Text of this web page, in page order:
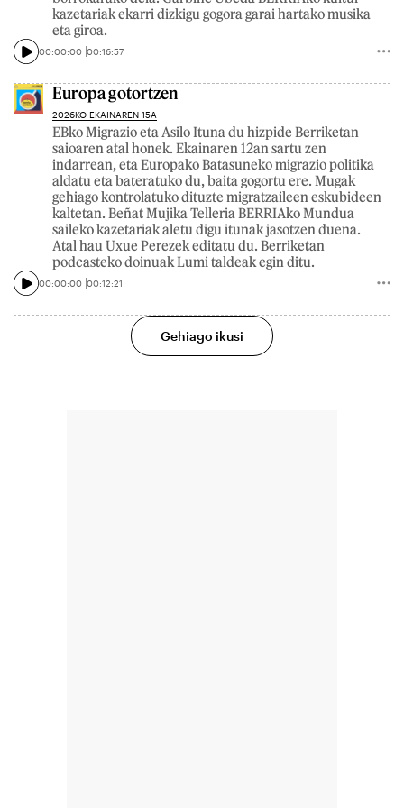
kazetariak ekarri dizkigu gogora garai hartako musika
eta giroa.
00:00:00 00:16:57
Europa gotortzen
2026KO EKAINAREN 15A
EBko Migrazio eta Asilo Ituna du hizpide Berriketan
saioaren atal honek. Ekainaren 12an sartu zen
indarrean, eta Europako Batasuneko migrazio politika
aldatu eta bateratuko du, baita gogortu ere. Mugak
gehiago kontrolatuko dituzte migratzaileen eskubideen
kaltetan. Beñat Mujika Telleria BERRIAko Mundua
saileko kazetariak aletu digu itunak jasotzen duena.
Atal hau Uxue Perezek editatu du. Berriketan
podcasteko doinuak Lumi taldeak egin ditu.
00:00:00 00:12:21
Gehiago ikusi